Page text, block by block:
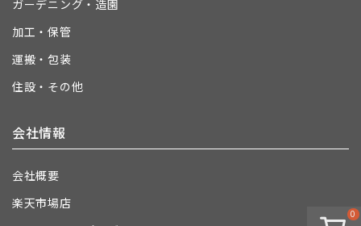
0
ガーデニング・造園
加工・保管
運搬・包装
住設・その他
会社情報
会社概要
楽天市場店